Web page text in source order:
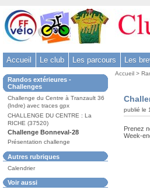
Aller
au
contenu
Aller
menu
principal
-
Aller
à
la
recherche
Accueil Le club Les parcours Les
Dans
la
rubrique
:
Randos extérieures -
Challenges
Challenge du Centre à Tranzault 36
(Indre) avec traces gpx
CHALLENGE DU CENTRE : La
RICHE (37520)
Challenge Bonneval-28
Présentation challenge
Autres rubriques
Calendrier
Voir aussi
Vous
Accueil >
publié le
Prenez
Week-